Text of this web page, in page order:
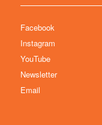
Facebook
Instagram
YouTube
Newsletter
Email